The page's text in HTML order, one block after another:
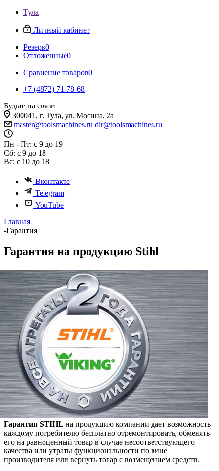
Тула
Личный кабинет
Резерв0
Отложенные0
Сравнение товаров0
+7 (4872) 71-78-68
Будьте на связи
300041, г. Тула, ул. Мосина, 2а
master@toolsmachines.ru dir@toolsmachines.ru
Пн - Пт: с 9 до 19
Сб: с 9 до 18
Вс: с 10 до 18
Вконтакте
Telegram
YouTube
Главная
-Гарантия
Гарантия на продукцию Stihl
Гарантия STIHL на продукцию компании дает возможность
каждому потребителю бесплатно отремонтировать, обменять
его на равноценный товар в случае несоответствующего
качества или утраты функциональности по вине
производителя или вернуть товар с возмещением средств.